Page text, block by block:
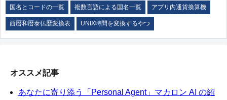
国名とコードの一覧 複数言語による国名一覧 アプリ内通貨換算機
西暦和暦泰仏歴変換表 UNIX時間を変換するやつ
オススメ記事
あなたに寄り添う「Personal Agent」マカロン AI の紹